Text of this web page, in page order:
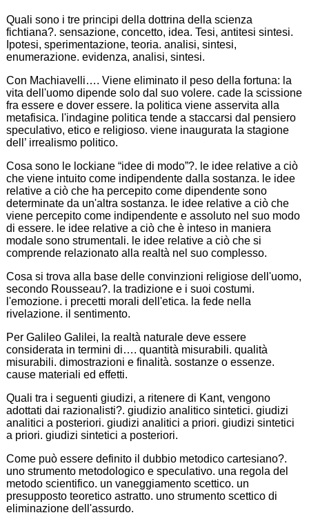
Quali sono i tre principi della dottrina della scienza
fichtiana?. sensazione, concetto, idea. Tesi, antitesi sintesi.
Ipotesi, sperimentazione, teoria. analisi, sintesi,
enumerazione. evidenza, analisi, sintesi.
Con Machiavelli…. Viene eliminato il peso della fortuna: la
vita dell'uomo dipende solo dal suo volere. cade la scissione
fra essere e dover essere. la politica viene asservita alla
metafisica. l'indagine politica tende a staccarsi dal pensiero
speculativo, etico e religioso. viene inaugurata la stagione
dell’ irrealismo politico.
Cosa sono le lockiane “idee di modo”?. le idee relative a ciò
che viene intuito come indipendente dalla sostanza. le idee
relative a ciò che ha percepito come dipendente sono
determinate da un'altra sostanza. le idee relative a ciò che
viene percepito come indipendente e assoluto nel suo modo
di essere. le idee relative a ciò che è inteso in maniera
modale sono strumentali. le idee relative a ciò che si
comprende relazionato alla realtà nel suo complesso.
Cosa si trova alla base delle convinzioni religiose dell'uomo,
secondo Rousseau?. la tradizione e i suoi costumi.
l'emozione. i precetti morali dell'etica. la fede nella
rivelazione. il sentimento.
Per Galileo Galilei, la realtà naturale deve essere
considerata in termini di…. quantità misurabili. qualità
misurabili. dimostrazioni e finalità. sostanze o essenze.
cause materiali ed effetti.
Quali tra i seguenti giudizi, a ritenere di Kant, vengono
adottati dai razionalisti?. giudizio analitico sintetici. giudizi
analitici a posteriori. giudizi analitici a priori. giudizi sintetici
a priori. giudizi sintetici a posteriori.
Come può essere definito il dubbio metodico cartesiano?.
uno strumento metodologico e speculativo. una regola del
metodo scientifico. un vaneggiamento scettico. un
presupposto teoretico astratto. uno strumento scettico di
eliminazione dell'assurdo.